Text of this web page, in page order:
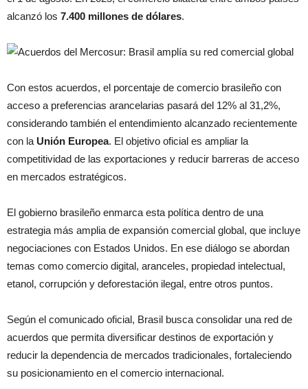
alcanzó los 7.400 millones de dólares.
Con estos acuerdos, el porcentaje de comercio brasileño con
acceso a preferencias arancelarias pasará del 12% al 31,2%,
considerando también el entendimiento alcanzado recientemente
con la Unión Europea. El objetivo oficial es ampliar la
competitividad de las exportaciones y reducir barreras de acceso
en mercados estratégicos.
El gobierno brasileño enmarca esta política dentro de una
estrategia más amplia de expansión comercial global, que incluye
negociaciones con Estados Unidos. En ese diálogo se abordan
temas como comercio digital, aranceles, propiedad intelectual,
etanol, corrupción y deforestación ilegal, entre otros puntos.
Según el comunicado oficial, Brasil busca consolidar una red de
acuerdos que permita diversificar destinos de exportación y
reducir la dependencia de mercados tradicionales, fortaleciendo
su posicionamiento en el comercio internacional.